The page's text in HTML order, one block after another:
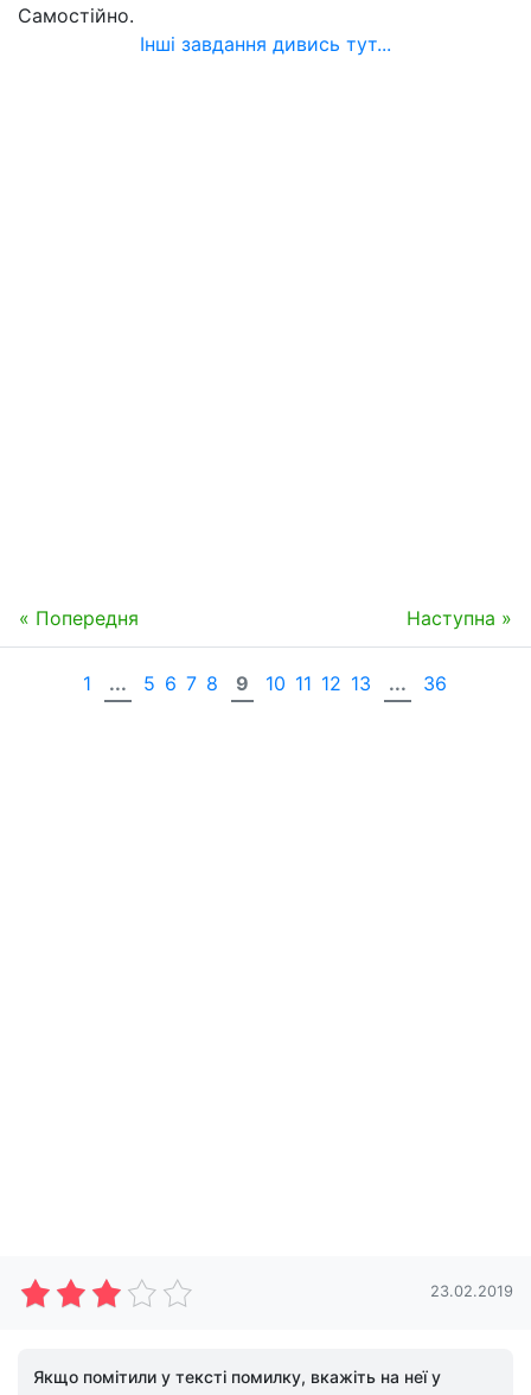
Самостійно.
Інші завдання дивись тут...
« Попередня Наступна »
1 ... 5 6 7 8 9 10 11 12 13 ... 36
23.02.2019
Якщо помітили у тексті помилку, вкажіть на неї у